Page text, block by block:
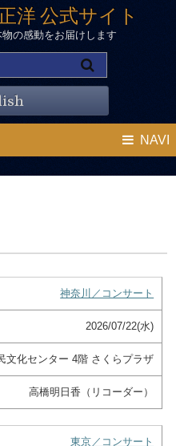
洋 公式サイト
の感動をお届けします
NAVI
神奈川／コンサート
2026/07/22(水)
文化センター 4階 さくらプラザ
高橋明日香（リコーダー）
東京／コンサート